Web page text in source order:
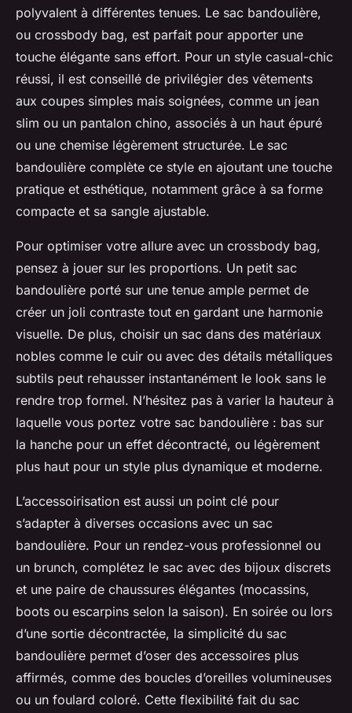
polyvalent à différentes tenues. Le sac bandoulière,
ou crossbody bag, est parfait pour apporter une
touche élégante sans effort. Pour un style casual-chic
réussi, il est conseillé de privilégier des vêtements
aux coupes simples mais soignées, comme un jean
slim ou un pantalon chino, associés à un haut épuré
ou une chemise légèrement structurée. Le sac
bandoulière complète ce style en ajoutant une touche
pratique et esthétique, notamment grâce à sa forme
compacte et sa sangle ajustable.
Pour optimiser votre allure avec un crossbody bag,
pensez à jouer sur les proportions. Un petit sac
bandoulière porté sur une tenue ample permet de
créer un joli contraste tout en gardant une harmonie
visuelle. De plus, choisir un sac dans des matériaux
nobles comme le cuir ou avec des détails métalliques
subtils peut rehausser instantanément le look sans le
rendre trop formel. N’hésitez pas à varier la hauteur à
laquelle vous portez votre sac bandoulière : bas sur
la hanche pour un effet décontracté, ou légèrement
plus haut pour un style plus dynamique et moderne.
L’accessoirisation est aussi un point clé pour
s’adapter à diverses occasions avec un sac
bandoulière. Pour un rendez-vous professionnel ou
un brunch, complétez le sac avec des bijoux discrets
et une paire de chaussures élégantes (mocassins,
boots ou escarpins selon la saison). En soirée ou lors
d’une sortie décontractée, la simplicité du sac
bandoulière permet d’oser des accessoires plus
affirmés, comme des boucles d’oreilles volumineuses
ou un foulard coloré. Cette flexibilité fait du sac